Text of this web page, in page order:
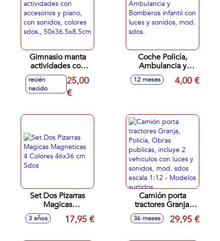
Gimnasio manta
actividades con
accesorios y piano,
con sonidos,
colores sdos.,
recién
nacido
25,00
€
Coche Policía,
Ambulancia y
Bomberos infantil
con luces y
12 meses 4,00 €
Set Dos Pizarras
Magicas
Magneticas 4
Colores 46x36 cm
3 años 17,95 €
Camión porta
tractores Granja,
Policía, Obras
publicas, incluye 2
36 meses 29,95 €